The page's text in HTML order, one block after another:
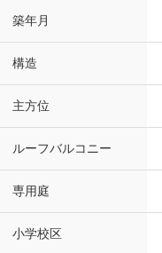
築年月
構造
主方位
ルーフバルコニー
専用庭
小学校区